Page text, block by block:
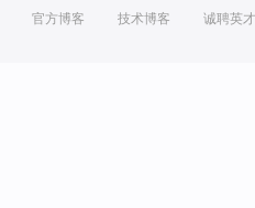
官方博客 技术博客 诚聘英才